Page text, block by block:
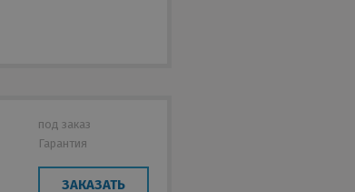
под заказ
Гарантия
ЗАКАЗАТЬ